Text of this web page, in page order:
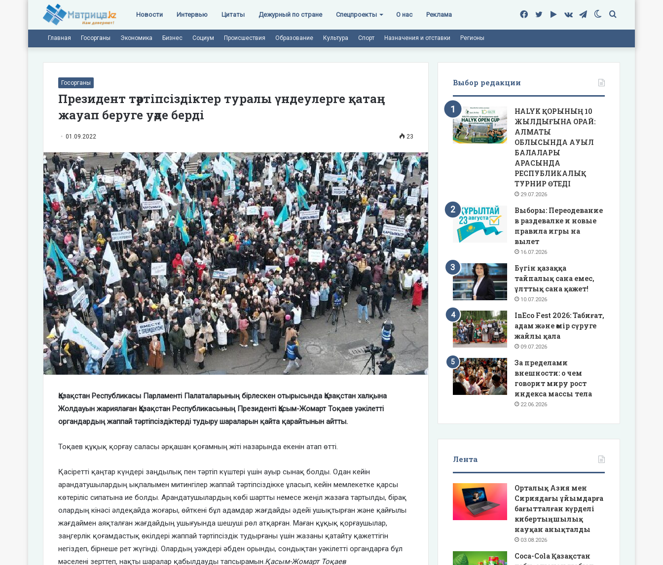
Новости Интервью Цитаты Дежурный по стране Спецпроекты О нас Реклама Поиск
Switch
Telegram
vk.com
Google
Twitter
Facebook
Главная Госорганы Экономика Бизнес Социум Происшествия Образование Культура Спорт Назначения и отставки Регионы
Госорганы
Президент тәртіпсіздіктер туралы үндеулерге қатаң
жауап беруге уәде берді
01.09.2022 23
Қазақстан Республикасы Парламенті Палаталарының бірлескен отырысында Қазақстан халқына
Жолдауын жариялаған Қазақстан Республикасының Президенті Қасым-Жомарт Тоқаев уәкілетті
органдардың жаппай тәртіпсіздіктерді тудыру шараларын қайта қарайтынын айтты.
Тоқаев құқық қорғау саласы әрқашан қоғамның жіті назарында екенін атап өтті.
Қасіретті қаңтар күндері заңдылық пен тәртіп күштері үшін ауыр сынақ болды. Одан кейін
арандатушылардың ықпалымен митингілер жаппай тәртіпсіздікке ұласып, кейін мемлекетке қарсы
көтеріліс сипатына ие болды. Арандатушылардың көбі шартты немесе жеңіл жазаға тартылды, бірақ
олардың кінәсі әлдеқайда жоғары, өйткені бұл адамдар жағдайды әдейі ушықтырған және қайғылы
жағдаймен аяқталған жағдайдың ушығуында шешуші рөл атқарған. Маған құқық қорғаушылар,
заңгерлік қоғамдастық өкілдері жаппай тәртіпсіздік тудырғаны үшін жазаны қатайту қажеттігін
негіздеп, бірнеше рет жүгінді. Олардың уәждері әбден орынды, сондықтан уәкілетті органдарға бұл
мәселені зерттеп, нақты шаралар қабылдауды тапсырамын.Қасым-Жомарт Тоқаев
Выбор редакции
HALYK ҚОРЫНЫҢ 10
ЖЫЛДЫҒЫНА ОРАЙ:
АЛМАТЫ
ОБЛЫСЫНДА АУЫЛ
БАЛАЛАРЫ
АРАСЫНДА
РЕСПУБЛИКАЛЫҚ
ТУРНИР ӨТЕДІ
29.07.2026
Выборы: Переодевание
в раздевалке и новые
правила игры на
вылет
16.07.2026
Бүгін қазаққа
тайпалық сана емес,
ұлттық сана қажет!
10.07.2026
InEco Fest 2026: Табиғат,
адам және өмір сүруге
жайлы қала
09.07.2026
За пределами
внешности: о чем
говорит миру рост
индекса массы тела
22.06.2026
Лента
Орталық Азия мен
Сириядағы ұйымдарға
бағытталған күрделі
кибертыңшылық
науқан анықталды
03.08.2026
Coca-Cola Қазақстан